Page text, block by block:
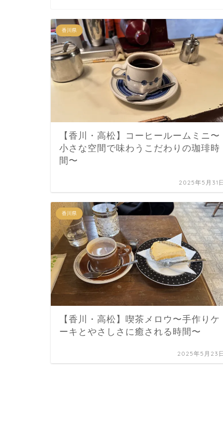
香川県
【香川・高松】コーヒールームミニ〜
小さな空間で味わうこだわりの珈琲時
間〜
2025年5月31
香川県
【香川・高松】喫茶メロウ〜手作りケ
ーキとやさしさに癒される時間〜
2025年5月23